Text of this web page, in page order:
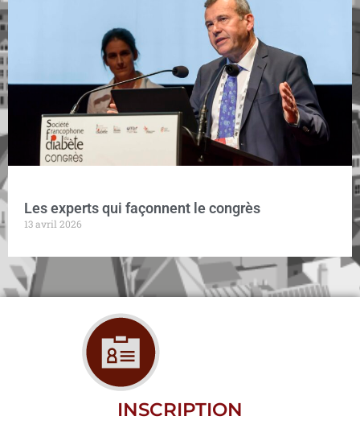
Les experts qui façonnent le congrès
13 avril 2026
INSCRIPTION